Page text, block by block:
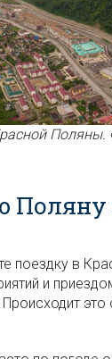
Поляну
поездку в
и